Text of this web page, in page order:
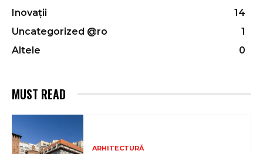
Inovații
14
Uncategorized @ro
1
Altele
0
MUST READ
ARHITECTURĂ